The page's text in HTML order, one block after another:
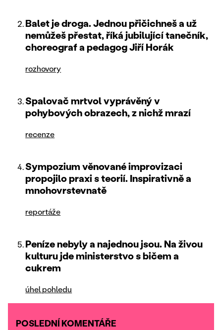
Balet je droga. Jednou přičichneš a už
nemůžeš přestat, říká jubilující tanečník,
choreograf a pedagog Jiří Horák
rozhovory
Spalovač mrtvol vyprávěný v
pohybových obrazech, z nichž mrazí
recenze
Sympozium věnované improvizaci
propojilo praxi s teorií. Inspirativně a
mnohovrstevnatě
reportáže
Peníze nebyly a najednou jsou. Na živou
kulturu jde ministerstvo s bičem a
cukrem
úhel pohledu
POSLEDNÍ KOMENTÁŘE